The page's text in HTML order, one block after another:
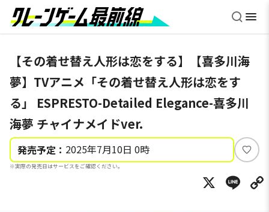
【その着せ替え人形は恋をする】【喜多川海
夢】TVアニメ「その着せ替え人形は恋をす
る」 ESPRESTO-Detailed Elegance-喜多川
海夢 チャイナメイドver.
発売予定： 2025年7月10日 0時
※実際の発売日はサービスをご確認ください。
い
ね
X